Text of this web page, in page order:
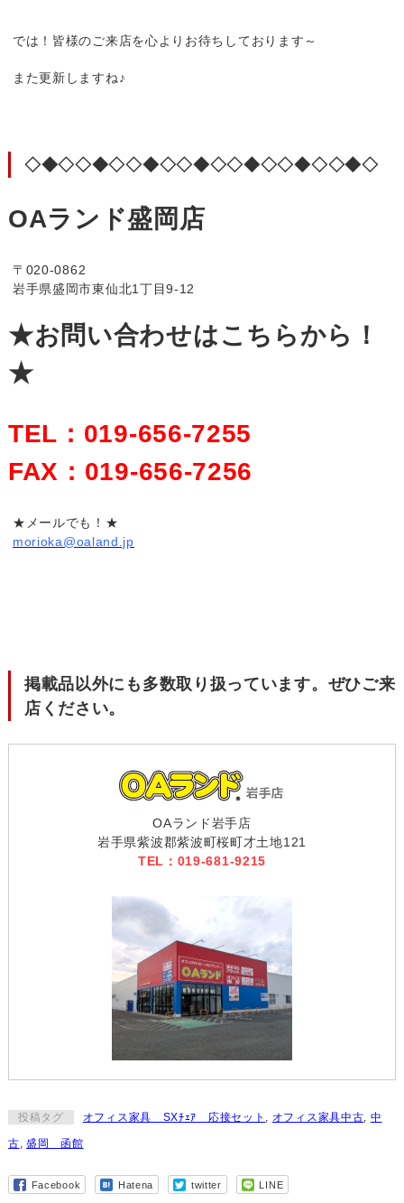
では！皆様のご来店を心よりお待ちしております～
また更新しますね♪
◇◆◇◇◆◇◇◆◇◇◆◇◇◆◇◇◆◇◇◆◇
OAランド盛岡店
〒020-0862
岩手県盛岡市東仙北1丁目9-12
★お問い合わせはこちらから！
★
TEL：019-656-7255
FAX：019-656-7256
★メールでも！★
morioka@oaland.jp
掲載品以外にも多数取り扱っています。ぜひご来
店ください。
OAランド岩手店
岩手県紫波郡紫波町桜町才土地121
TEL：019-681-9215
投稿タグ オフィス家具 SXﾁｪｱ 応接セット , オフィス家具中古, 中
古,盛岡 函館
Facebook Hatena twitter LINE